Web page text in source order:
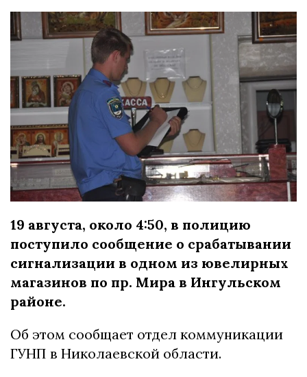
19 августа, около 4:50, в полицию
поступило сообщение о срабатывании
сигнализации в одном из ювелирных
магазинов по пр. Мира в Ингульском
районе.
Об этом сообщает отдел коммуникации
ГУНП в Николаевской области.